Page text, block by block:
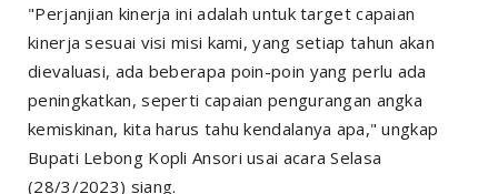
"Perjanjian kinerja ini adalah untuk target capaian
kinerja sesuai visi misi kami, yang setiap tahun akan
dievaluasi, ada beberapa poin-poin yang perlu ada
peningkatkan, seperti capaian pengurangan angka
kemiskinan, kita harus tahu kendalanya apa," ungkap
Bupati Lebong Kopli Ansori usai acara Selasa
(28/3/2023) siang.